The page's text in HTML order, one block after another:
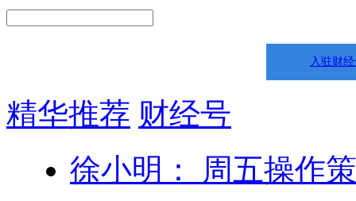
入驻财
精华推荐 财经号
徐小明： 周五操作